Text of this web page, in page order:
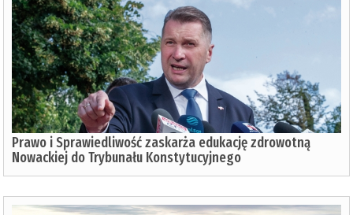
Prawo i Sprawiedliwość zaskarża edukację zdrowotną
Nowackiej do Trybunału Konstytucyjnego